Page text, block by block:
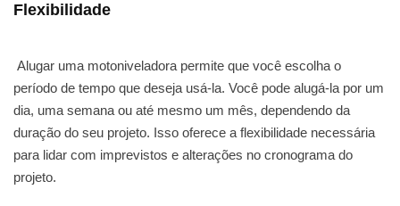
Flexibilidade
Alugar uma motoniveladora permite que você escolha o
período de tempo que deseja usá-la. Você pode alugá-la por um
dia, uma semana ou até mesmo um mês, dependendo da
duração do seu projeto. Isso oferece a flexibilidade necessária
para lidar com imprevistos e alterações no cronograma do
projeto.